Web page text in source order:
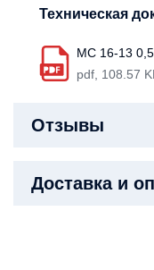
Техническая
МС 16-13 0,5
pdf, 108.57
Отзывы
Доставка и